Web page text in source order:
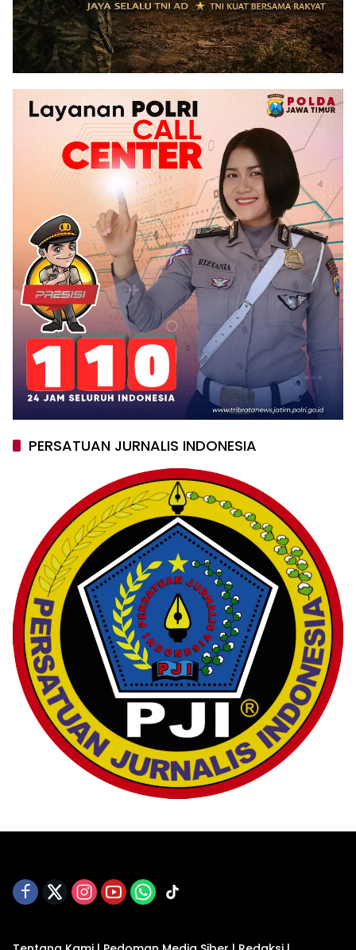
PERSATUAN JURNALIS INDONESIA